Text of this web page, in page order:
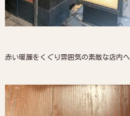
赤い暖簾をくぐり雰囲気の素敵な店内へ